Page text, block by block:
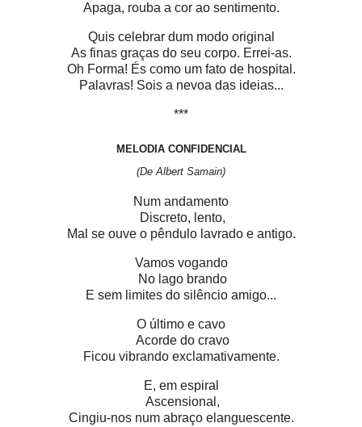
Apaga, rouba a cor ao sentimento.
Quis celebrar dum modo original
As finas graças do seu corpo. Errei-as.
Oh Forma! És como um fato de hospital.
Palavras! Sois a nevoa das ideias...
***
MELODIA CONFIDENCIAL
(De Albert Samain)
Num andamento
Discreto, lento,
Mal se ouve o pêndulo lavrado e antigo.
Vamos vogando
No lago brando
E sem limites do silêncio amigo...
O último e cavo
Acorde do cravo
Ficou vibrando exclamativamente.
E, em espiral
Ascensional,
Cingiu-nos num abraço elanguescente.